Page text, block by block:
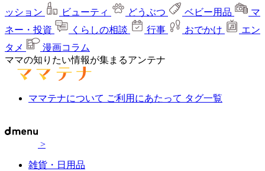
ッション
ビューティ どうぶつ ベビー用品
マ
ネー・投資
くらしの相談 行事 おでかけ
エン
タメ
漫画コラム
ママの知りたい情報が集まるアンテナ
ママテナについて ご利用にあたって タグ一覧
>
雑貨・日用品